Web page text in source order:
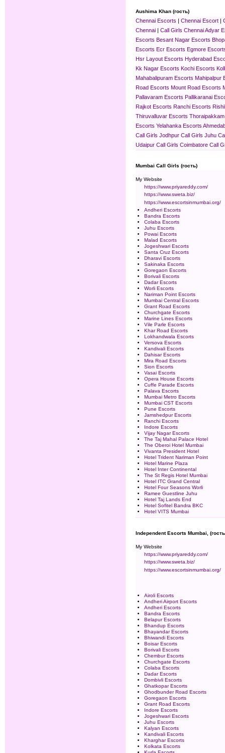
Aushima Khan (гость)
Chennai Escorts | Chennai Escort |
Chennai | Call Girls ChennaiAdyar
Escorts Besant Nagar Escorts
Escorts Ecr Escorts Egmore
Hsr Layout Escorts Hyderabad
Kk Nagar Escorts Kochi Escorts
Mahabalipuram Escorts Mahipalpur
Road Escorts Mount Road Escorts
Pallavaram Escorts Pallikaranai
Rajkot Escorts Ranchi Escorts
Thiruvalluvar Escorts
Escorts Yelahanka Escorts
Call Girls Jodhpur Call Girls Juhu
Udaipur Call Girls Coimbatore Call
Mumbai Call Girls (гость)
My Website
https://www.priyareddy.com/
https://www.sweta.biz/
https://www.escortsinmumbai.org/
Andheri Escorts
Bandra Escorts
Colaba Escorts
Juhu Escorts
Powai Escorts
Malad Escorts
Jogeshwari Escorts
Santa Cruz Escorts
Dharavi Escorts
Sakinaka Escorts
Goregaon Escorts
Borivali Escorts
Dadar Escorts
Worli Escorts
Nariman Point Escorts
Mumbai Central Escorts
Grant Road Escorts
Churchgate Escorts
Marine Lines Escorts
Vile Parle Escorts
Khar Road Escorts
Lokhandwala Escorts
Versova Escorts
Kandivali Escorts
Dahisar Escorts
Mira Road Escorts
Sion Escorts
Vasai Escorts
Opera House Escorts
Cuffe Parade Escorts
Palava Escorts
Mumbai Metro Escorts
Mumbai CST Escorts
Pune Escorts
Jamshedpur Escorts
Ranchi Escorts
Indore Escorts
Vijay Nagar Escorts
The Taj Mahal Palace Hotel
The Oberoi Hotel Mumbai
Vivanta President Hotel
Hotel Trident Nariman Point
Hotel Marine Plaza
Hotel Inter Continental
The St Regis Hotel Mumbai
Hotel ITC Grand Central
Hotel Four Seasons Worli
Ramee Guestline Juhu
Hotel Taj Lands End
Hotel Sofitel Bandra BKC
Hotel VITS Mumbai
Independent Escorts Mumbai,
My Website
https://www.priyareddy.com/
https://www.sweta.biz/
https://www.escortsinmumbai.org/
Airoli Escorts
Andheri Airport Escorts
Andheri Escorts
Bandra Escorts
Belapur Escorts
Bhandup Escorts
Bhayandar Escorts
Bhiwandi Escorts
Boisar Escorts
Borivali Escorts
Chembur Escorts
Churchgate Escorts
Colaba Escorts
Dadar Escorts
Dombivli Escorts
Ghatkopar Escorts
Ghodbunder Road Escorts
Goregaon Escorts
Grant Road Escorts
Indore Escorts
Jogeshwari Escorts
Juhu Escorts
Kalyan Escorts
Kandivali Escorts
Kharghar Escorts
Kolkata Escorts